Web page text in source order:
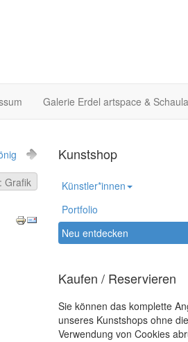
Galerie Erdel artspace &
Grafik
Kunstshop
Künstler*innen
Portfolio
Neu entdecken
Kaufen / Reservieren
Sie können das komplette
unseres Kunstshops ohne die
Verwendung von Cookies